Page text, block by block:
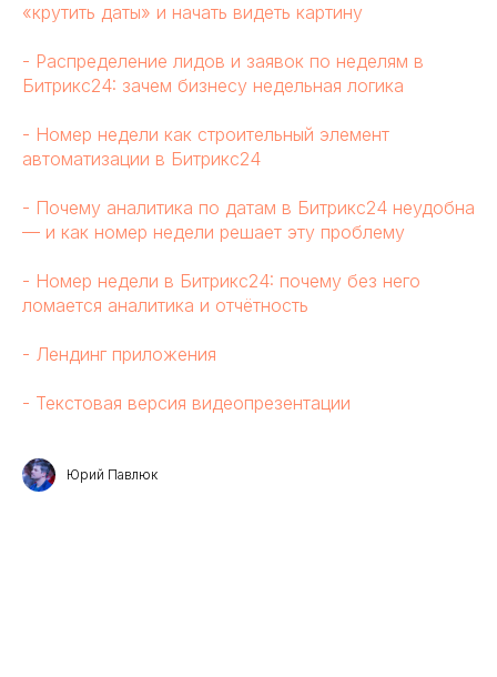
«крутить даты» и начать видеть картину
- Распределение лидов и заявок по неделям в
Битрикс24: зачем бизнесу недельная логика
- Номер недели как строительный элемент
автоматизации в Битрикс24
- Почему аналитика по датам в Битрикс24 неудобна
— и как номер недели решает эту проблему
- Номер недели в Битрикс24: почему без него
ломается аналитика и отчётность
- Лендинг приложения
- Текстовая версия видеопрезентации
Юрий Павлюк